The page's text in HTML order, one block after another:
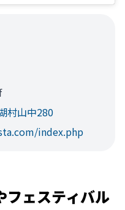
村山中280
index.php
フェスティバル